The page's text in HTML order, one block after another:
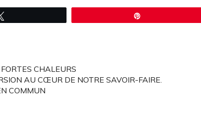
CHALEURS
AU CŒUR DE NOTRE SAVOIR-FAIRE.
COMMUN